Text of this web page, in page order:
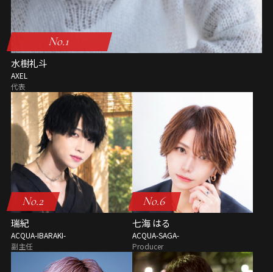
No.1
水樹礼斗
AXEL
代表
No.2
瑞紀
ACQUA-IBARAKI-
副主任
No.6
七海 はる
ACQUA-SAGA-
Producer